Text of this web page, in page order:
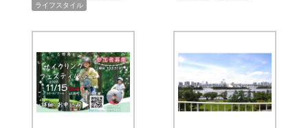
ライフスタイル